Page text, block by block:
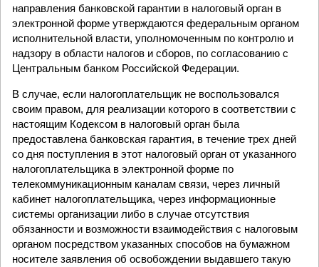
направления банковской гарантии в налоговый орган в
электронной форме утверждаются федеральным органом
исполнительной власти, уполномоченным по контролю и
надзору в области налогов и сборов, по согласованию с
Центральным банком Российской Федерации.
В случае, если налогоплательщик не воспользовался
своим правом, для реализации которого в соответствии с
настоящим Кодексом в налоговый орган была
предоставлена банковская гарантия, в течение трех дней
со дня поступления в этот налоговый орган от указанного
налогоплательщика в электронной форме по
телекоммуникационным каналам связи, через личный
кабинет налогоплательщика, через информационные
системы организации либо в случае отсутствия
обязанности и возможности взаимодействия с налоговым
органом посредством указанных способов на бумажном
носителе заявления об освобождении выдавшего такую